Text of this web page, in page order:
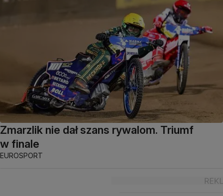
Zmarzlik nie dał szans rywalom. Triumf
w finale
EUROSPORT